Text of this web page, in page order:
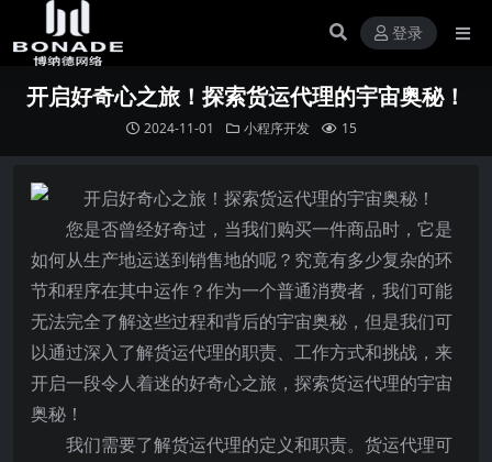
登录
开启好奇心之旅！探索货运代理的宇宙奥秘！
2024-11-01 小程序开发 15
您是否曾经好奇过，当我们购买一件商品时，它是
如何从生产地运送到销售地的呢？究竟有多少复杂的环
节和程序在其中运作？作为一个普通消费者，我们可能
无法完全了解这些过程和背后的宇宙奥秘，但是我们可
以通过深入了解货运代理的职责、工作方式和挑战，来
开启一段令人着迷的好奇心之旅，探索货运代理的宇宙
奥秘！
我们需要了解货运代理的定义和职责。货运代理可